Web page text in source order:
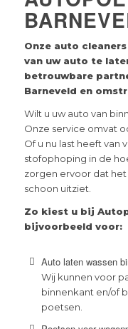
Onze auto
van uw auto te
betrouwbare
Barneveld en
Wilt u uw auto van
Onze service omvat
Of u nu last heeft van
stofophoping in de
zorgen ervoor dat het
schoon uitziet.
Zo kiest u bij
bijvoorbeeld voor:
Auto laten wassen
Wij kunnen voor
binnenkant en/of
poetsen.